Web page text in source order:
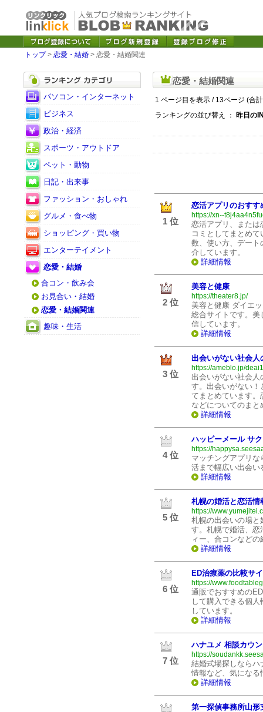
トップ> 恋愛・結婚 > 恋愛・結婚関連
パソコン・インターネット
ビジネス
政治・経済
スポーツ・アウトドア
ペット・動物
日記・出来事
ファッション・おしゃれ
グルメ・食べ物
ショッピング・買い物
エンターテイメント
恋愛・結婚
合コン・飲み会
お見合い・結婚
恋愛・結婚関連
趣味・生活
恋愛・結婚関連
1 ページ目を表示 / 13ページ (合
ランキングの並び替え ： 昨日の
1 位
恋活アプリのおすす
https://xn--
恋活アプリ、または
コミとしてまとめ
数、使い方、デート
介しています。
詳細情報
2 位
美容と健康
https://theater8.jp/
美容と健康 ダイエ
総合サイトです。美
信しています。
詳細情報
3 位
出会いがない社会人
https://ameblo.jp/
出会いがない社会
す。出会いがない！
てまとめています。
などについてのまと
詳細情報
4 位
ハッピーメール サ
https://
マッチングアプリ
活まで幅広い出会い
詳細情報
5 位
札幌の婚活と恋活情
https://
札幌の出会いの場と
す。札幌で婚活、恋
ィー、合コンなど
詳細情報
6 位
ED治療薬の比較サ
https://
通販でおすすめの
して購入できる個
しています。
詳細情報
7 位
ハナユメ 相談カウ
https://
結婚式場探しならハ
情報など、気になる
詳細情報
第一探偵事務所山形